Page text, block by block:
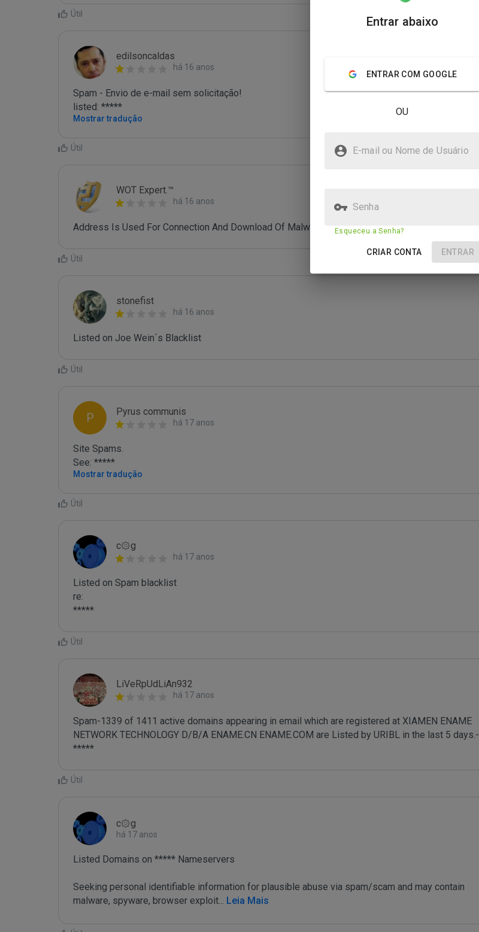
Útil
edilsoncaldas
há 16 anos
Spam - Envio de e-mail sem solicitação!
listed: *****
Mostrar tradução
Útil
WOT Expert.™
há 16 anos
Address Is Used For Connection And Download Of Malware.
Útil
stonefist
há 16 anos
Listed on Joe Wein´s Blacklist
Útil
P Pyrus communis
há 17 anos
Site Spams.
See: *****
Mostrar tradução
Útil
c۞g
há 17 anos
Listed on Spam blacklist
re:
*****
Útil
LiVeRpUdLiAn932
há 17 anos
Spam-1339 of 1411 active domains appearing in email which are registered at XIAMEN ENAME
NETWORK TECHNOLOGY D/B/A ENAME.CN ENAME.COM are Listed by URIBL in the last 5 days.-
*****
Útil
c۞g
há 17 anos
Listed Domains on ***** Nameservers
Seeking personal identifiable information for plausible abuse via spam/scam and may contain
malware, spyware, browser exploit... Leia Mais
Entrar abaixo
ENTRAR COM GOOGLE
OU
E-mail ou Nome de Usuário
Senha
Esqueceu a Senha?
CRIAR CONTA ENTRAR